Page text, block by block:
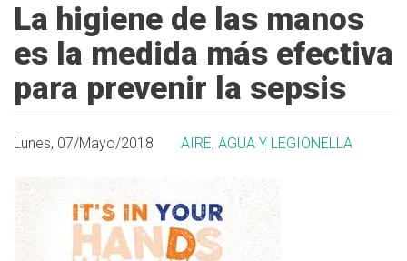
La higiene de las manos
es la medida más efectiva
para prevenir la sepsis
Lunes, 07/Mayo/2018 AIRE, AGUA Y LEGIONELLA